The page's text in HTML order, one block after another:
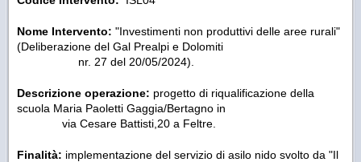
Nome Intervento: "Investimenti non produttivi delle aree rurali"
(Deliberazione del Gal Prealpi e Dolomiti
nr. 27 del 20/05/2024).
Descrizione operazione: progetto di riqualificazione della
scuola Maria Paoletti Gaggia/Bertagno in
via Cesare Battisti,20 a Feltre.
Finalità: implementazione del servizio di asilo nido svolto da "Il